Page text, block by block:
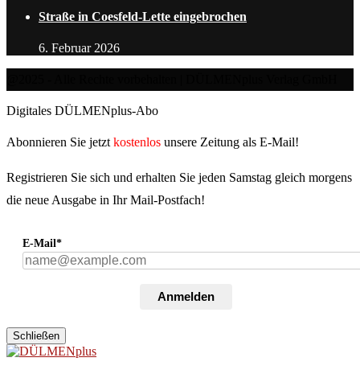
Straße in Coesfeld-Lette eingebrochen
6. Februar 2026
Digitales DÜLMENplus-Abo
Abonnieren Sie jetzt kostenlos unsere Zeitung als E-Mail!
Registrieren Sie sich und erhalten Sie jeden Samstag gleich morgens
die neue Ausgabe in Ihr Mail-Postfach!
E-Mail*
Anmelden
Schließen